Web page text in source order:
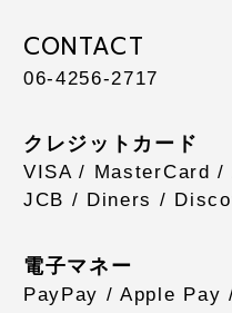
CONTACT
06-4256-2717
クレジットカード
VISA / MasterCard
JCB / Diners /
電子マネー
PayPay / Apple Pay